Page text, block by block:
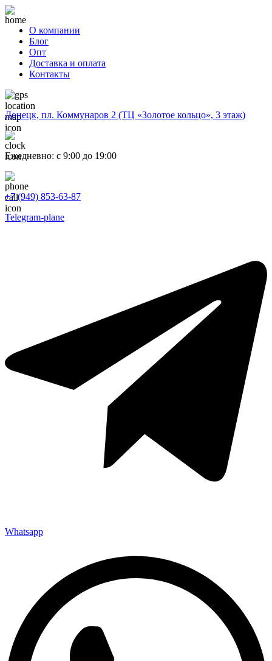
О компании
Блог
Опт
Доставка и оплата
Контакты
Донецк, пл. Коммунаров 2 (ТЦ «Золотое кольцо», 3 этаж)
Ежедневно: с 9:00 до 19:00
+7 (949) 853-63-87
Telegram-plane
Whatsapp